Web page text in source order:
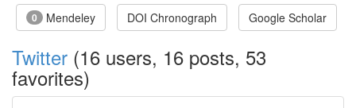
0 Mendeley DOI Chronograph Google Scholar
Twitter (16 users, 16 posts, 53
favorites)